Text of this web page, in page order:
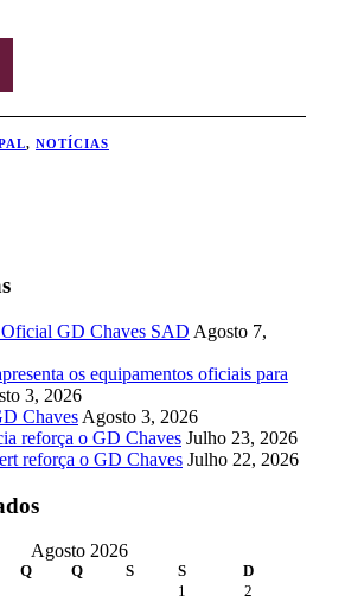
, NOTÍCIAS
GD Chaves SAD Agosto 7,
os equipamentos oficiais para
3, 2026
Chaves Agosto 3, 2026
reforça o GD Chaves Julho 23, 2026
reforça o GD Chaves Julho 22, 2026
Agosto 2026
Q Q S S D
1
2